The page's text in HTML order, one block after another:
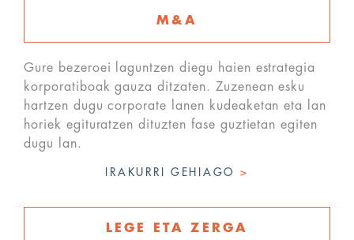
M&A
Gure bezeroei laguntzen diegu haien estrategia
korporatiboak gauza ditzaten. Zuzenean esku
hartzen dugu corporate lanen kudeaketan eta lan
horiek egituratzen dituzten fase guztietan egiten
dugu lan.
IRAKURRI GEHIAGO >
LEGE ETA ZERGA